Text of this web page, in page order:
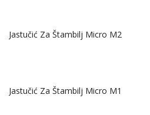
Jastučić Za Štambilj Micro M2
Jastučić Za Štambilj Micro M1